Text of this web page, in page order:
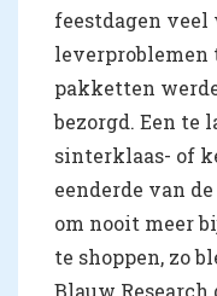
feestdagen
leverproblemen
pakketten
bezorgd. Een te
sinterklaas- of
eenderde van
om nooit meer
te shoppen, zo
Blauw